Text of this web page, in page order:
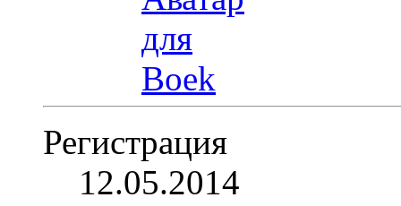
Регистрация
12.05.2014